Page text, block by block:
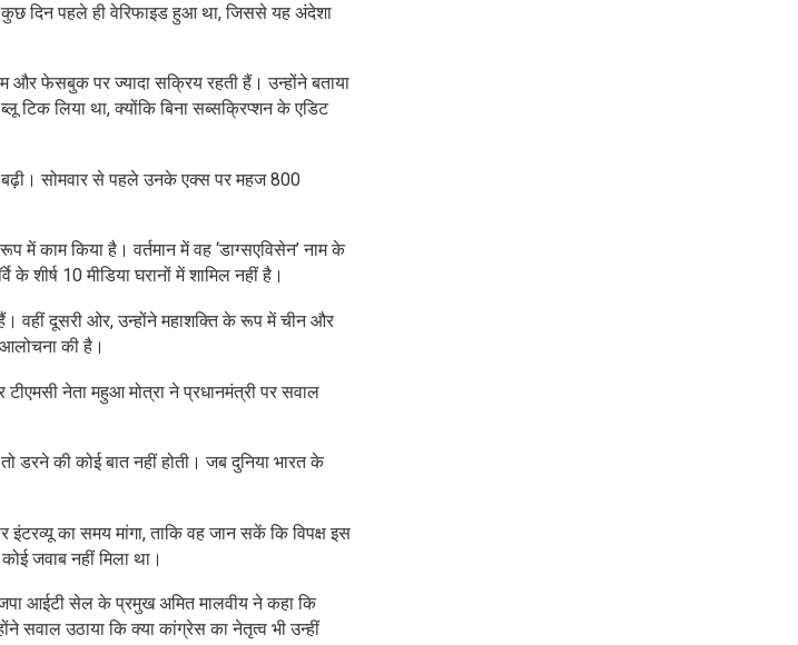
दिन पहले ही वेरिफाइड हुआ था, जिससे यह अंदेशा
फेसबुक पर ज्यादा सक्रिय रहती हैं। उन्होंने बताया
टिक लिया था, क्योंकि बिना सब्सक्रिप्शन के एडिट
बढ़ी। सोमवार से पहले उनके एक्स पर महज 800
काम किया है। वर्तमान में वह ‘डाग्सएविसेन’ नाम के
10 मीडिया घरानों में शामिल नहीं है।
वहीं दूसरी ओर, उन्होंने महाशक्ति के रूप में चीन और
की है।
नेता महुआ मोत्रा ने प्रधानमंत्री पर सवाल
डरने की कोई बात नहीं होती। जब दुनिया भारत के
का समय मांगा, ताकि वह जान सकें कि विपक्ष इस
जवाब नहीं मिला था।
आईटी सेल के प्रमुख अमित मालवीय ने कहा कि
सवाल उठाया कि क्या कांग्रेस का नेतृत्व भी उन्हीं